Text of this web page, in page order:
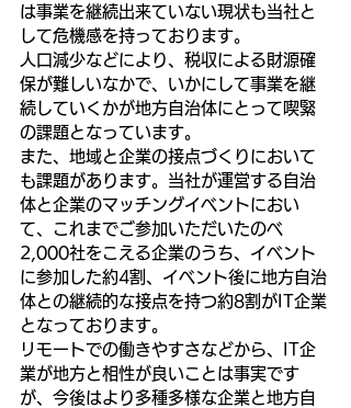
は事業を継続出来ていない現状も当社と
して危機感を持っております。
人口減少などにより、税収による財源確
保が難しいなかで、いかにして事業を継
続していくかが地方自治体にとって喫緊
の課題となっています。
また、地域と企業の接点づくりにおいて
も課題があります。当社が運営する自治
体と企業のマッチングイベントにおい
て、これまでご参加いただいたのべ
2,000社をこえる企業のうち、イベント
に参加した約4割、イベント後に地方自治
体との継続的な接点を持つ約8割がIT企業
となっております。
リモートでの働きやすさなどから、IT企
業が地方と相性が良いことは事実です
が、今後はより多種多様な企業と地方自